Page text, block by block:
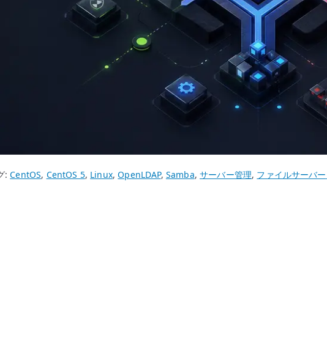
:CentOS, CentOS 5, Linux,OpenLDAP, Samba,サーバー管理, ファイルサーバー